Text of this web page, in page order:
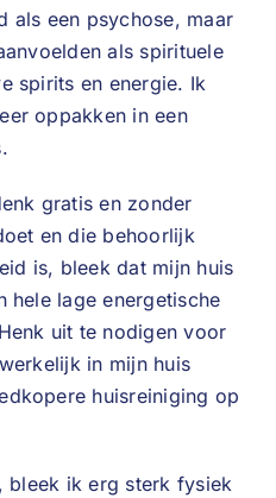
als een psychose, maar
als spirituele
spirits en energie. Ik
oppakken in een
gratis en zonder
en die behoorlijk
is, bleek dat mijn huis
hele lage energetische
uit te nodigen voor
in mijn huis
huisreiniging op
bleek ik erg sterk fysiek